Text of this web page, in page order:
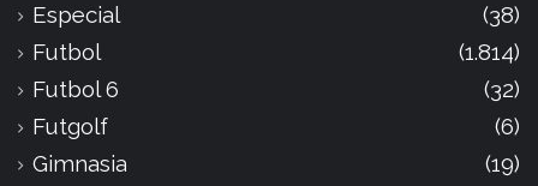
Especial
(38)
Futbol
(1.814)
Futbol 6
(32)
Futgolf
(6)
Gimnasia
(19)